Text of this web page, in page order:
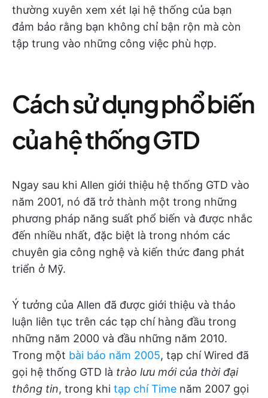
thường xuyên xem xét lại hệ thống của bạn
đảm bảo rằng bạn không chỉ bận rộn mà còn
tập trung vào những công việc phù hợp.
Cách sử dụng phổ biến
của hệ thống GTD
Ngay sau khi Allen giới thiệu hệ thống GTD vào
năm 2001, nó đã trở thành một trong những
phương pháp năng suất phổ biến và được nhắc
đến nhiều nhất, đặc biệt là trong nhóm các
chuyên gia công nghệ và kiến thức đang phát
triển ở Mỹ.
Ý tưởng của Allen đã được giới thiệu và thảo
luận liên tục trên các tạp chí hàng đầu trong
những năm 2000 và đầu những năm 2010.
Trong một bài báo năm 2005, tạp chí Wired đã
gọi hệ thống GTD là trào lưu mới của thời đại
thông tin, trong khi tạp chí Time năm 2007 gọi